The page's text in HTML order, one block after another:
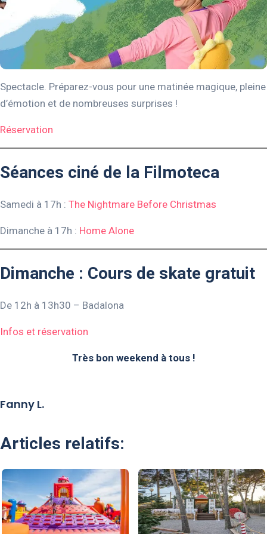
Spectacle. Préparez-vous pour une matinée magique, pleine
d’émotion et de nombreuses surprises !
Réservation
Séances ciné de la Filmoteca
Samedi à 17h : The Nightmare Before Christmas
Dimanche à 17h : Home Alone
Dimanche : Cours de skate gratuit
De 12h à 13h30 – Badalona
Infos et réservation
Très bon weekend à tous !
Fanny L.
Articles relatifs: